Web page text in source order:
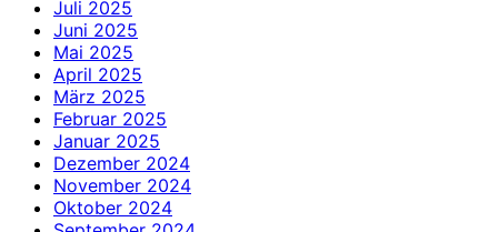
Juli 2025
Juni 2025
Mai 2025
April 2025
März 2025
Februar 2025
Januar 2025
Dezember 2024
November 2024
Oktober 2024